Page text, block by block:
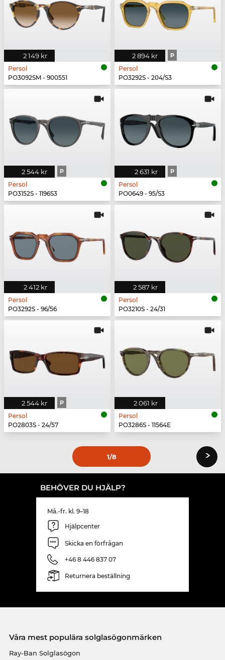
2 149 kr
Persol
PO3092SM - 900551
2 894 kr P
Persol
PO3292S - 204/S3
2 544 kr P
Persol
PO3152S - 1196S3
2 631 kr P
Persol
PO0649 - 95/S3
2 412 kr
Persol
PO3292S - 96/56
2 587 kr
Persol
PO3210S - 24/31
2 544 kr P
Persol
PO2803S - 24/57
2 061 kr
Persol
PO3286S - 11564E
1/8 ›
BEHÖVER DU HJÄLP?
Må.-fr. kl. 9–18
Hjälpcenter
Skicka en förfrågan
+46 8 446 837 07
Returnera beställning
Våra mest populära solglasögonmärken
Ray-Ban Solglasögon